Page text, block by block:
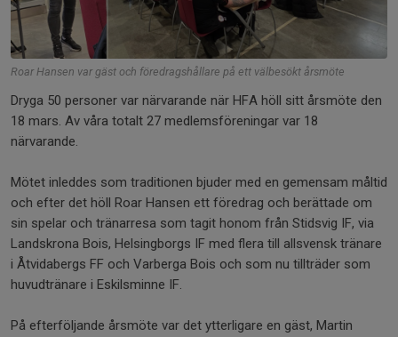
Roar Hansen var gäst och föredragshållare på ett välbesökt årsmöte
Dryga 50 personer var närvarande när HFA höll sitt årsmöte den
18 mars. Av våra totalt 27 medlemsföreningar var 18
närvarande.
Mötet inleddes som traditionen bjuder med en gemensam måltid
och efter det höll Roar Hansen ett föredrag och berättade om
sin spelar och tränarresa som tagit honom från Stidsvig IF, via
Landskrona Bois, Helsingborgs IF med flera till allsvensk tränare
i Åtvidabergs FF och Varberga Bois och som nu tillträder som
huvudtränare i Eskilsminne IF.
På efterföljande årsmöte var det ytterligare en gäst, Martin